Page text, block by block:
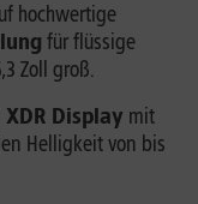
hochwertige
für flüssige
Zoll groß.
Display mit
Helligkeit von bis